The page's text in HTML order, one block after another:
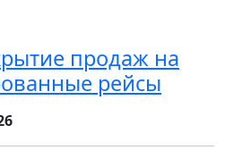
продаж на
рейсы